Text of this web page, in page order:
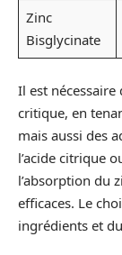
Zinc
Bisglycinate
Il est nécessaire
critique, en
mais aussi des
l’acide citrique
l’absorption du
efficaces. Le
ingrédients et